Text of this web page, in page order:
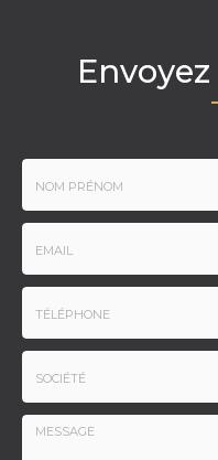
Nom
Prénom
*
Email
*
Tél.
*
Société